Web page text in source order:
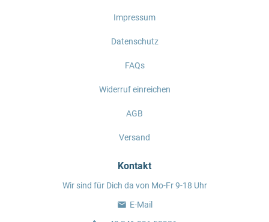
Impressum
Datenschutz
FAQs
Widerruf einreichen
AGB
Versand
Kontakt
Wir sind für Dich da von Mo-Fr 9-18 Uhr
E-Mail